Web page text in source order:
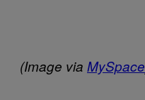
(Image via MySpace